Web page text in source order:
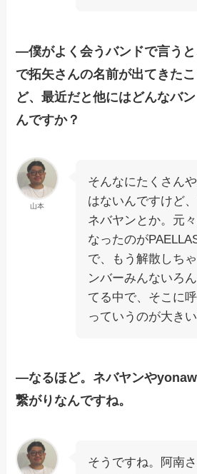
―僕がよく会うバンドで言う
で拓矢さんの名前が出てきた
ど、最近だと他にはどんなバ
んですか？
山本
そんなにたくさん
はないんですけど
ネバヤンとか。元
なったのが
で、もう解散しち
ンバーみんないろ
てる中で、そこに
っていうのが大きい
―なるほど。ネバヤンや
繋がりなんですね。
そうですね。阿南